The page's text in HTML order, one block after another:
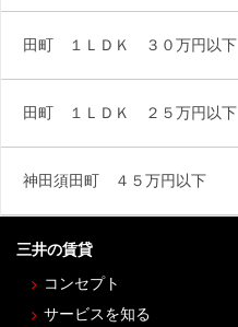
田町 １ＬＤＫ ３０万円以下
田町 １ＬＤＫ ２５万円以下
神田須田町 ４５万円以下
三井の賃貸
コンセプト
サービスを知る